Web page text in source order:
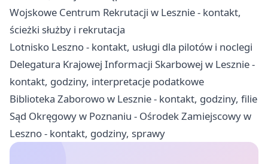
Wojskowe Centrum Rekrutacji w Lesznie - kontakt,
ścieżki służby i rekrutacja
Lotnisko Leszno - kontakt, usługi dla pilotów i noclegi
Delegatura Krajowej Informacji Skarbowej w Lesznie -
kontakt, godziny, interpretacje podatkowe
Biblioteka Zaborowo w Lesznie - kontakt, godziny, filie
Sąd Okręgowy w Poznaniu - Ośrodek Zamiejscowy w
Leszno - kontakt, godziny, sprawy